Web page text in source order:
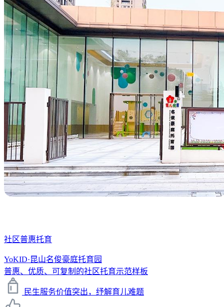
社区普惠托育
YoKID·昆山名俊豪庭托育园
普惠、优质、可复制的社区托育示范样板
民生服务价值突出，纾解育儿难题